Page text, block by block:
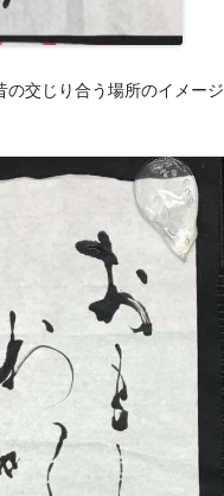
交じり合う場所のイメージ